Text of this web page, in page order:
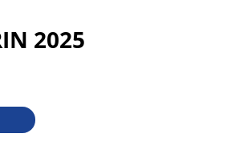
2025